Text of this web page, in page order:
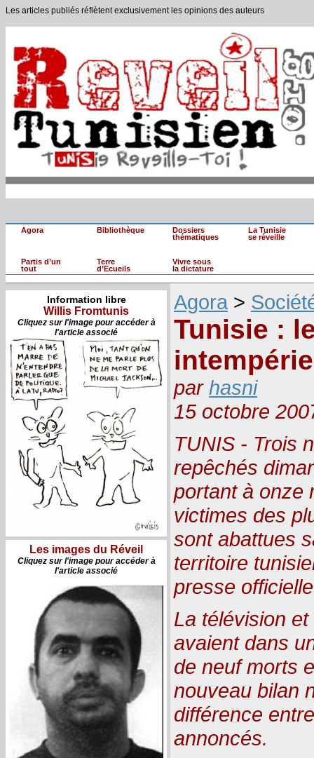
Les articles publiés réflètent exclusivement les opinions des auteurs
Agora Bibliothèque
Dossiers
thématiques
La Tunisie
se réveille
Partis d’un
tout
Terre
d’Ecueils
Vivre sous
la dictature
Information libre
Willis Fromtunis
Cliquez sur l'image pour accéder à
l'article associé
Les images du Réveil
Cliquez sur l'image pour accéder à
l'article associé
Agora >
Tunisie :
par hasni
15 octobre
TUNIS - Trois
repêchés
portant à onze
victimes des
sont abattues
territoire
presse
La télévision
avaient dans
de neuf morts
nouveau bilan
différence
annoncés.